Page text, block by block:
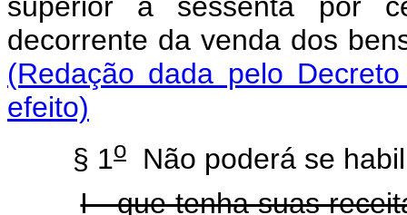
decorrente da venda dos
(Redação dada pelo
efeito)
§ 1o Não poderá se
I - que tenha suas